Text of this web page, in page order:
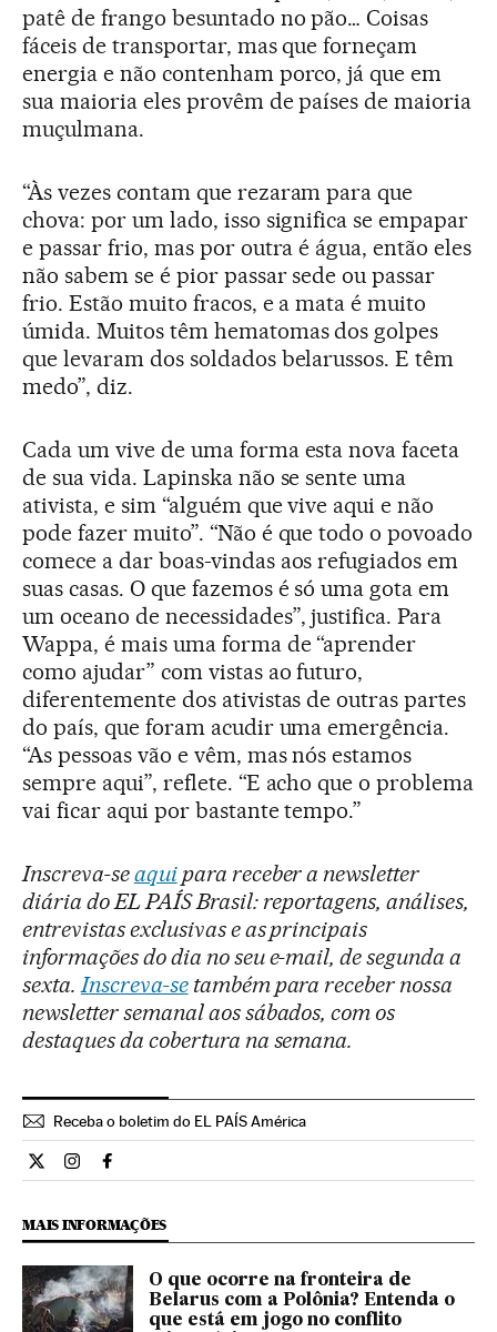
patê de frango besuntado no pão… Coisas
fáceis de transportar, mas que forneçam
energia e não contenham porco, já que em
sua maioria eles provêm de países de maioria
muçulmana.
“Às vezes contam que rezaram para que
chova: por um lado, isso significa se empapar
e passar frio, mas por outra é água, então eles
não sabem se é pior passar sede ou passar
frio. Estão muito fracos, e a mata é muito
úmida. Muitos têm hematomas dos golpes
que levaram dos soldados belarussos. E têm
medo”, diz.
Cada um vive de uma forma esta nova faceta
de sua vida. Lapinska não se sente uma
ativista, e sim “alguém que vive aqui e não
pode fazer muito”. “Não é que todo o povoado
comece a dar boas-vindas aos refugiados em
suas casas. O que fazemos é só uma gota em
um oceano de necessidades”, justifica. Para
Wappa, é mais uma forma de “aprender
como ajudar” com vistas ao futuro,
diferentemente dos ativistas de outras partes
do país, que foram acudir uma emergência.
“As pessoas vão e vêm, mas nós estamos
sempre aqui”, reflete. “E acho que o problema
vai ficar aqui por bastante tempo.”
Inscreva-seaquipara receber a newsletter
diária do EL PAÍS Brasil: reportagens, análises,
entrevistas exclusivas e as principais
informações do dia no seu e-mail, de segunda a
sexta.Inscreva-setambém para receber nossa
newsletter semanal aos sábados, com os
destaques da cobertura na semana.
Receba o boletim do EL PAÍS América
Internacional El País Brasil en Twitter
Internacional El País Brasil en Instagram
Internacional El País Brasil en Facebook
MAIS INFORMAÇÕES
O que ocorre na fronteira de
Belarus com a Polônia? Entenda o
que está em jogo no conflito